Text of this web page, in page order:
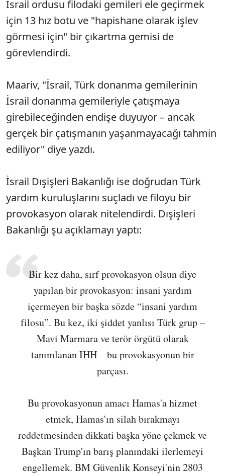
İsrail ordusu filodaki gemileri ele geçirmek
için 13 hız botu ve "hapishane olarak işlev
görmesi için" bir çıkartma gemisi de
görevlendirdi.
Maariv, "İsrail, Türk donanma gemilerinin
İsrail donanma gemileriyle çatışmaya
girebileceğinden endişe duyuyor – ancak
gerçek bir çatışmanın yaşanmayacağı tahmin
ediliyor" diye yazdı.
İsrail Dışişleri Bakanlığı ise doğrudan Türk
yardım kuruluşlarını suçladı ve filoyu bir
provokasyon olarak nitelendirdi. Dışişleri
Bakanlığı şu açıklamayı yaptı:
Bir kez daha, sırf provokasyon olsun diye
yapılan bir provokasyon: insani yardım
içermeyen bir başka sözde “insani yardım
filosu”. Bu kez, iki şiddet yanlısı Türk grup –
Mavi Marmara ve terör örgütü olarak
tanımlanan IHH – bu provokasyonun bir
parçası.
Bu provokasyonun amacı Hamas'a hizmet
etmek, Hamas'ın silah bırakmayı
reddetmesinden dikkati başka yöne çekmek ve
Başkan Trump'ın barış planındaki ilerlemeyi
engellemek. BM Güvenlik Konseyi'nin 2803